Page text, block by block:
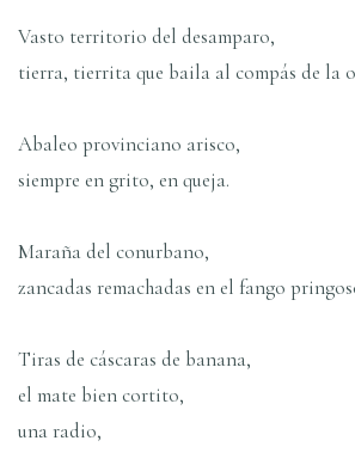
Vasto territorio del desamparo,
tierra, tierrita que baila al compás de la
Abaleo provinciano arisco,
siempre en grito, en queja.
Maraña del conurbano,
zancadas remachadas en el fango
Tiras de cáscaras de banana,
el mate bien cortito,
una radio,